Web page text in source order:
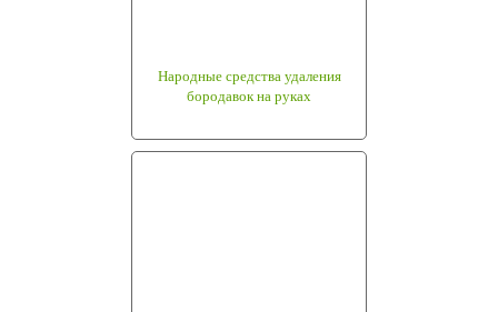
Народные средства удаления
бородавок на руках